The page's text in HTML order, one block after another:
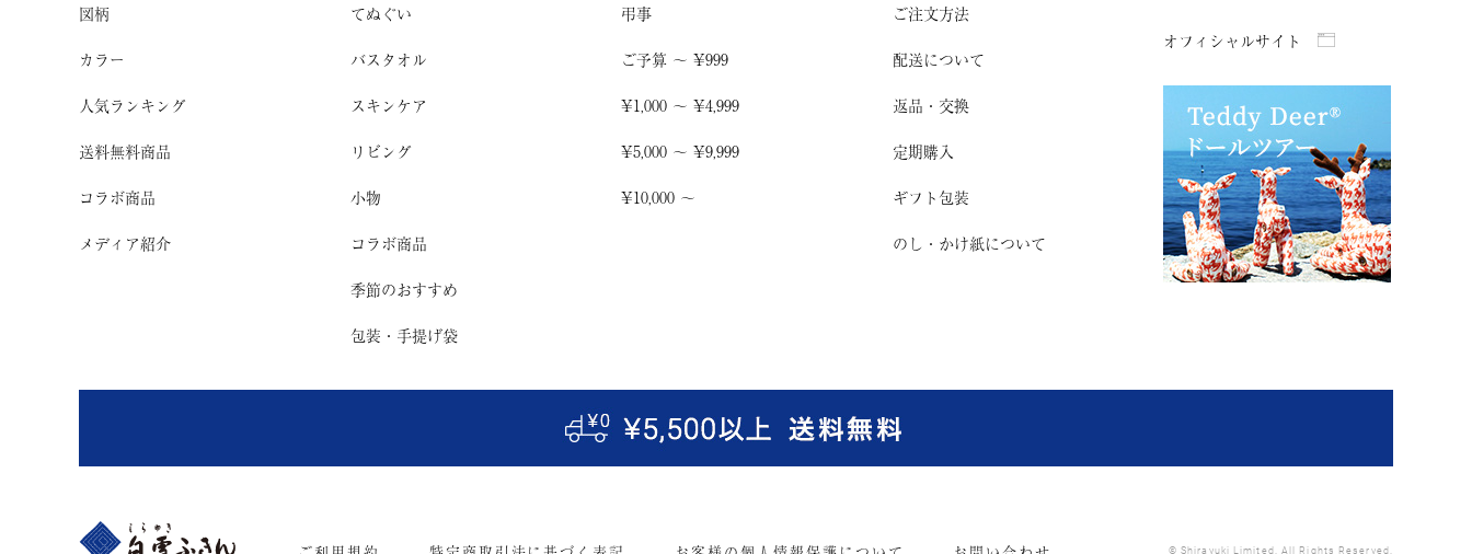
図柄
カラー
人気ランキング
送料無料商品
コラボ商品
メディア紹介
てぬぐい
バスタオル
スキンケア
リビング
小物
コラボ商品
季節のおすすめ
包装・手提げ袋
弔事
ご予算 〜 ¥999
¥1,000 〜 ¥4,999
¥5,000 〜 ¥9,999
¥10,000 〜
ご注文方法
配送について
返品・交換
定期購入
ギフト包装
のし・かけ紙について
オフィシャルサイト
© Shirayuki Limited. All Rights Reserved.